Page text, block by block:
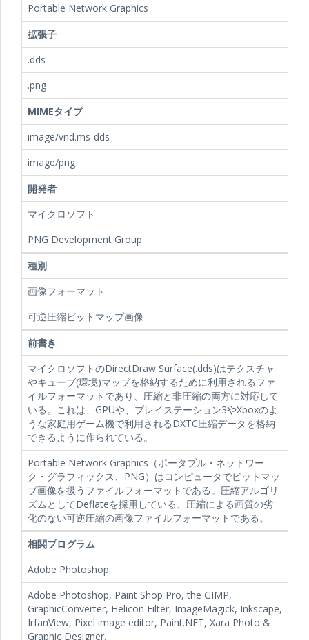
Portable Network Graphics
拡張子
.dds
.png
MIMEタイプ
image/vnd.ms-dds
image/png
開発者
マイクロソフト
PNG Development Group
種別
画像フォーマット
可逆圧縮ビットマップ画像
前書き
マイクロソフトのDirectDraw Surface(.dds)はテクスチャ
やキューブ(環境)マップを格納するために利用されるファ
イルフォーマットであり、圧縮と非圧縮の両方に対応して
いる。これは、GPUや、プレイステーション3やXboxのよ
うな家庭用ゲーム機で利用されるDXTC圧縮データを格納
できるように作られている。
Portable Network Graphics（ポータブル・ネットワー
ク・グラフィックス、PNG）はコンピュータでビットマッ
プ画像を扱うファイルフォーマットである。圧縮アルゴリ
ズムとしてDeflateを採用している、圧縮による画質の劣
化のない可逆圧縮の画像ファイルフォーマットである。
相関プログラム
Adobe Photoshop
Adobe Photoshop, Paint Shop Pro, the GIMP,
GraphicConverter, Helicon Filter, ImageMagick, Inkscape,
IrfanView, Pixel image editor, Paint.NET, Xara Photo &
Graphic Designer.